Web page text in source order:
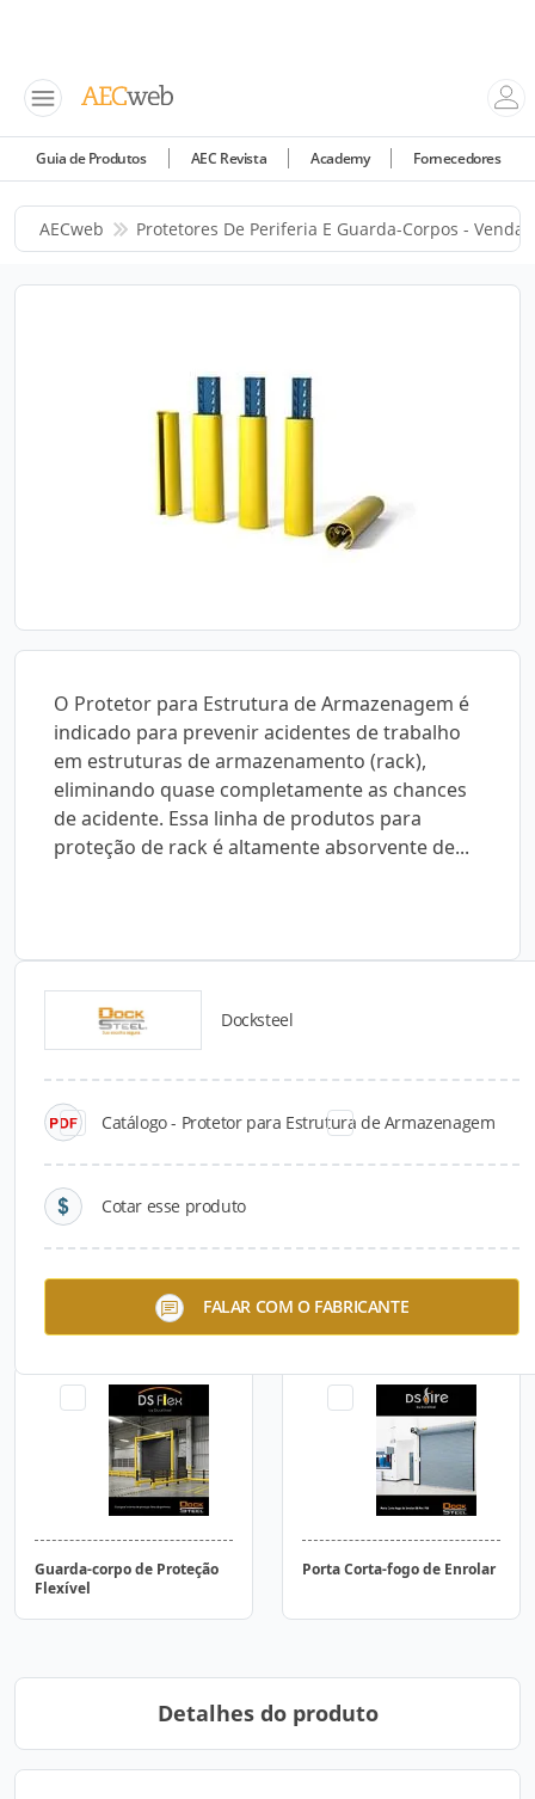
Guia de Produtos AEC Revista Academy Fornecedores
AECweb Protetores De Periferia E Guarda-Corpos - Venda
O Protetor para Estrutura de Armazenagem é
indicado para prevenir acidentes de trabalho
em estruturas de armazenamento (rack),
eliminando quase completamente as chances
de acidente. Essa linha de produtos para
proteção de rack é altamente absorvente de...
Docksteel
Catálogo - Protetor para Estrutura de Armazenagem
Cotar esse produto
FALAR COM O FABRICANTE
Catálogos para Download
Calço Pneumático
Guarda-corpo de Proteção
Flexível
Porta Corta-fogo de Enrolar
Detalhes do produto